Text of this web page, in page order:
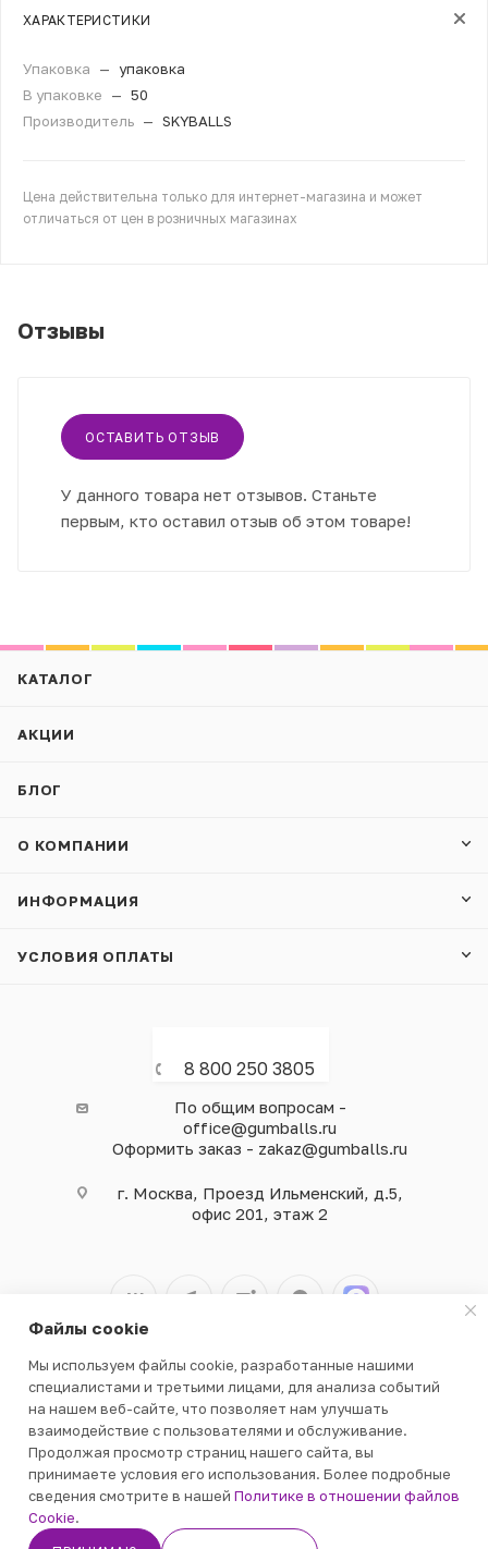
ПОДПИСАТЬСЯ
ХАРАКТЕРИСТИКИ
Упаковка —
упаковка
В упаковке
— 50
Производитель — SKYBALLS
Цена действительна только для интернет-магазина и может
отличаться от цен в розничных магазинах
Отзывы
ОСТАВИТЬ ОТЗЫВ
У данного товара нет отзывов. Станьте
первым, кто оставил отзыв об этом товаре!
КАТАЛОГ
АКЦИИ
БЛОГ
О КОМПАНИИ
ИНФОРМАЦИЯ
УСЛОВИЯ ОПЛАТЫ
8 800 250 3805
По общим вопросам -
office@gumballs.ru
Оформить заказ - zakaz@gumballs.ru
г. Москва, Проезд Ильменский, д.5,
офис 201, этаж 2
2026 © ООО «ВЕНДГАМ» © 2000-2025
Файлы cookie
Мы используем файлы cookie, разработанные нашими
специалистами и третьими лицами, для анализа событий
на нашем веб-сайте, что позволяет нам улучшать
взаимодействие с пользователями и обслуживание.
Продолжая просмотр страниц нашего сайта, вы
принимаете условия его использования. Более подробные
сведения смотрите в нашей Политике в отношении файлов
Cookie.